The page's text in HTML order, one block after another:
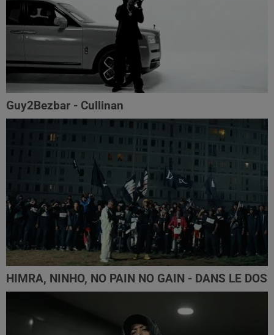
Guy2Bezbar - Cullinan
HIMRA, NINHO, NO PAIN NO GAIN - DANS LE DOS